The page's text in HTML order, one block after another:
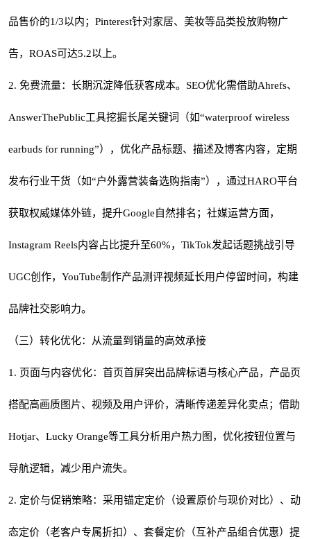
品售价的1/3以内；Pinterest针对家居、美妆等品类投放购物广
告，ROAS可达5.2以上。
2. 免费流量：长期沉淀降低获客成本。SEO优化需借助Ahrefs、
AnswerThePublic工具挖掘长尾关键词（如“waterproof wireless
earbuds for running”），优化产品标题、描述及博客内容，定期
发布行业干货（如“户外露营装备选购指南”），通过HARO平台
获取权威媒体外链，提升Google自然排名；社媒运营方面，
Instagram Reels内容占比提升至60%，TikTok发起话题挑战引导
UGC创作，YouTube制作产品测评视频延长用户停留时间，构建
品牌社交影响力。
（三）转化优化：从流量到销量的高效承接
1. 页面与内容优化：首页首屏突出品牌标语与核心产品，产品页
搭配高画质图片、视频及用户评价，清晰传递差异化卖点；借助
Hotjar、Lucky Orange等工具分析用户热力图，优化按钮位置与
导航逻辑，减少用户流失。
2. 定价与促销策略：采用锚定定价（设置原价与现价对比）、动
态定价（老客户专属折扣）、套餐定价（互补产品组合优惠）提